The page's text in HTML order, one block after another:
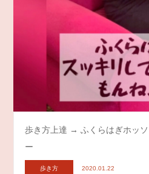
歩き方上達 → ふくらはぎホッ
ー
歩き方 2020.01.22